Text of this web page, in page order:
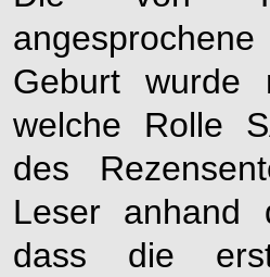
Geburt wurde
welche Rolle
des
Leser anhand
dass die